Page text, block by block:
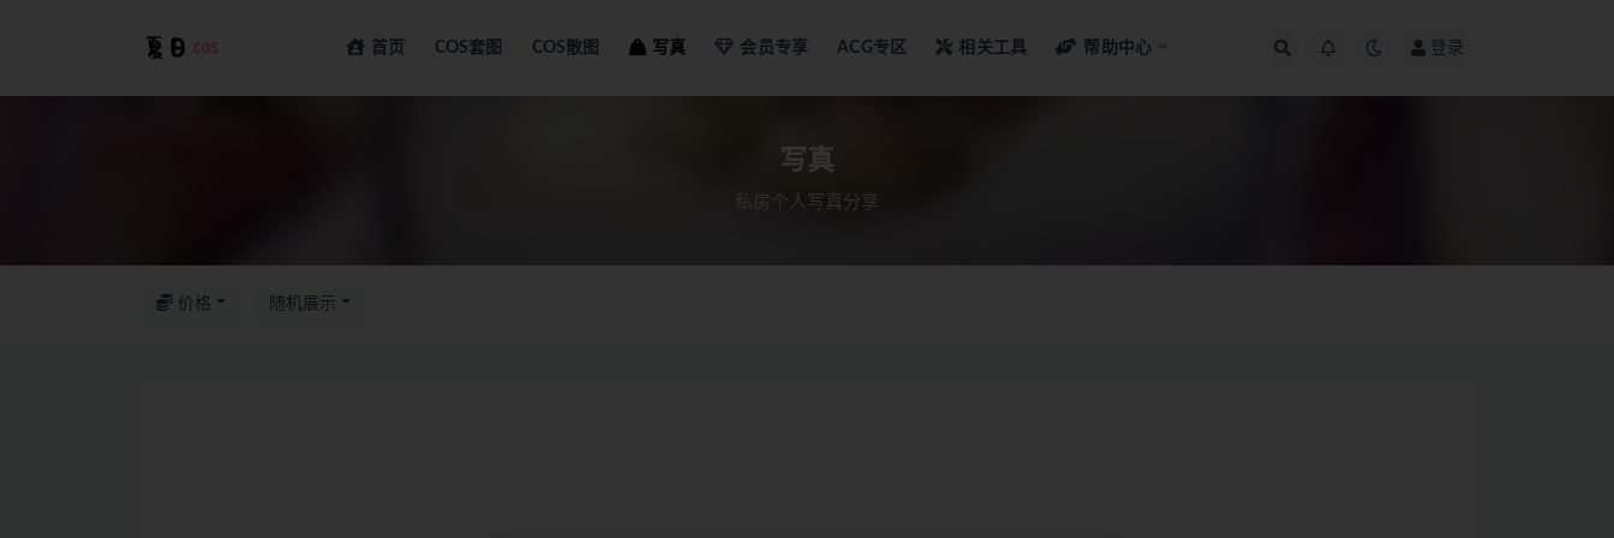
首页 COS套图 COS散图 写真 会员专享 ACG专区 相关工具 帮助中心 登录
写真
私房个人写真分享
价格 随机展示